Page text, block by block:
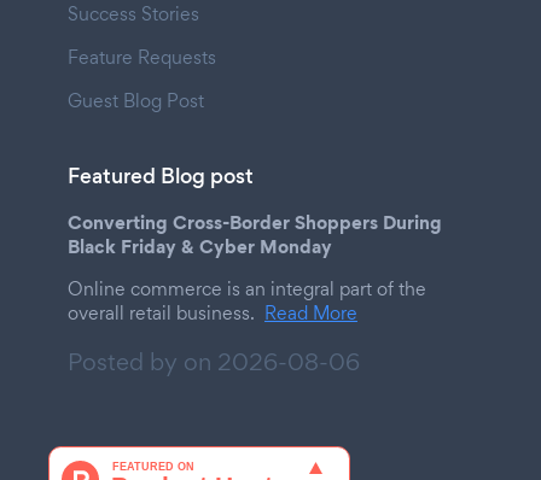
Success Stories
Feature Requests
Guest Blog Post
Featured Blog post
Converting Cross-Border Shoppers During
Black Friday & Cyber Monday
Online commerce is an integral part of the
overall retail business. Read More
Posted by on 2026-08-06